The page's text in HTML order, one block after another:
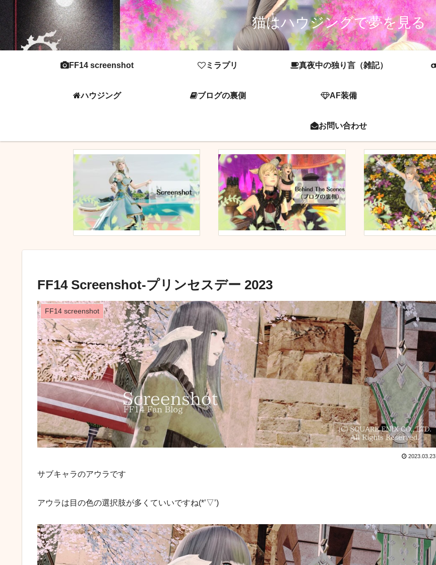
猫はハウジングで夢を見る
FF14 screenshot ミラプリ 真夜中の独り言（雑記）
ハウジング ブログの裏側 AF装備
お問い合わせ
FF14 Screenshot-プリンセスデー 2023
FF14 screenshot
2023.03.23
サブキャラのアウラです
アウラは目の色の選択肢が多くていいですね(*’▽’)